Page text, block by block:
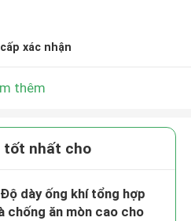
xác nhận
thêm
tốt nhất cho
dày ống khí tổng hợp
chống ăn mòn cao cho